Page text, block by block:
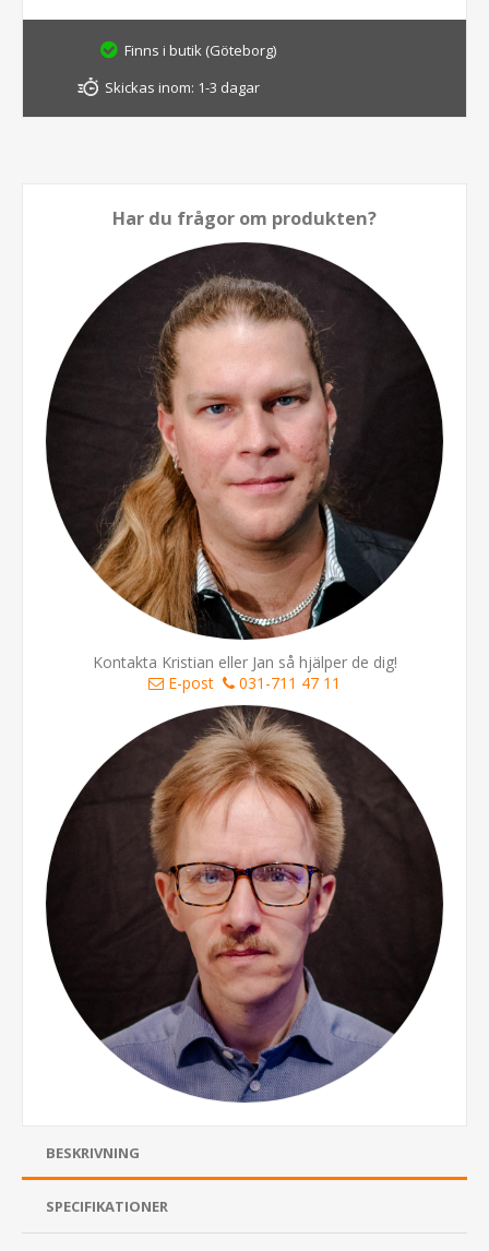
Finns i butik (Göteborg)
Skickas inom: 1-3 dagar
Har du frågor om produkten?
Kontakta Kristian eller Jan så hjälper de dig!
E-post
031-711 47 11
BESKRIVNING
SPECIFIKATIONER